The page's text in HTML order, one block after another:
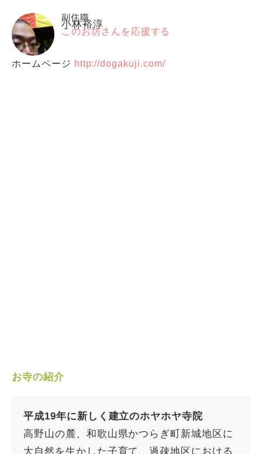
副住職
小林裕淳
このお坊さんを応援する
ホームページ http://dogakuji.com/
お寺の紹介
平成19年に新しく建立のホヤホヤ寺院
高野山の麓、和歌山県かつらぎ町新城地区に
大自然を生かした子育て、過疎地区における